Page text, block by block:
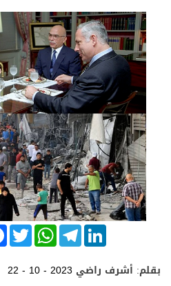
F
a
c
T
w
i
t
t
W
h
a
t
s
T
e
l
g
L
i
n
e
22 - 10 - 2023 بقلم: أشرف راضي